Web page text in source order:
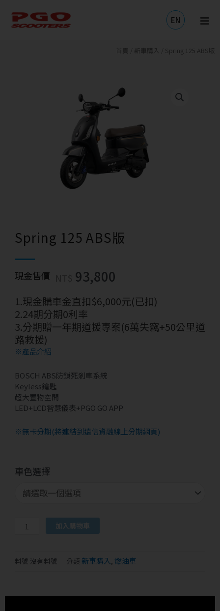
EN
首頁 新車購入 / Spring 125 ABS版
Spring 125 ABS版
現金售價 93,800
1.現金購車金直扣$6,000元(已扣)
2.24期分期0利率
3.分期贈一年期道援專案(6萬失竊+50公里道
路救援)
※產品介紹
BOSCH ABS防鎖死剎車系統
Keyless鑰匙
超大置物空間
LED+LCD智慧儀表+PGO GO APP
※無卡分期(將連結到遠信資融線上分期網頁)
車色選擇
125
加入購物車
料號 沒有料號 分類 新車購入, 燃油車